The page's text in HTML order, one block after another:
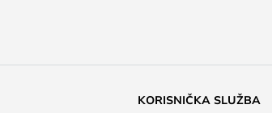
KORISNIČKA SLUŽBA